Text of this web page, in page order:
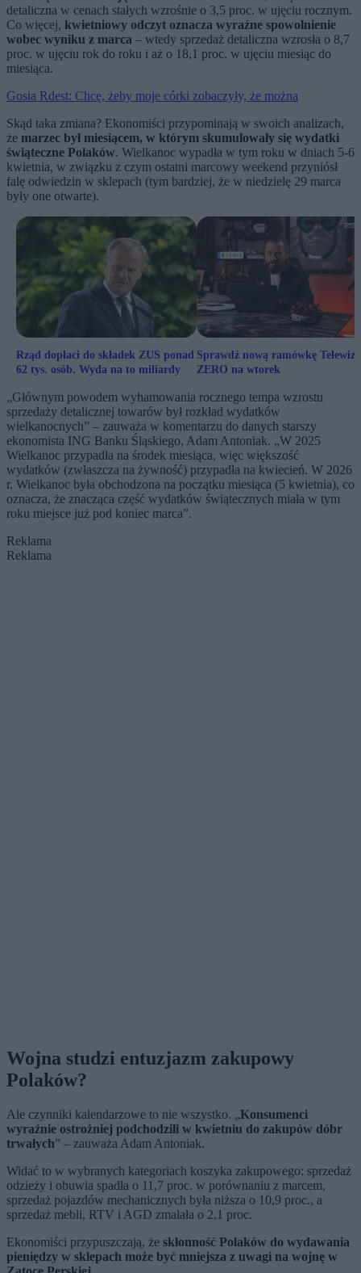
detaliczna w cenach stałych wzrośnie o 3,5 proc. w ujęciu rocznym.
Co więcej, kwietniowy odczyt oznacza wyraźne spowolnienie
wobec wyniku z marca – wtedy sprzedaż detaliczna wzrosła o 8,7
proc. w ujęciu rok do roku i aż o 18,1 proc. w ujęciu miesiąc do
miesiąca.
Gosia Rdest: Chcę, żeby moje córki zobaczyły, że można
Skąd taka zmiana? Ekonomiści przypominają w swoich analizach,
że marzec był miesiącem, w którym skumulowały się wydatki
świąteczne Polaków. Wielkanoc wypadła w tym roku w dniach 5-6
kwietnia, w związku z czym ostatni marcowy weekend przyniósł
falę odwiedzin w sklepach (tym bardziej, że w niedzielę 29 marca
były one otwarte).
Rząd dopłaci do składek ZUS ponad
62 tys. osób. Wyda na to miliardy
Sprawdź nową ramówkę
ZERO na wtorek
„Głównym powodem wyhamowania rocznego tempa wzrostu
sprzedaży detalicznej towarów był rozkład wydatków
wielkanocnych” – zauważa w komentarzu do danych starszy
ekonomista ING Banku Śląskiego, Adam Antoniak. „W 2025
Wielkanoc przypadła na środek miesiąca, więc większość
wydatków (zwłaszcza na żywność) przypadła na kwiecień. W 2026
r. Wielkanoc była obchodzona na początku miesiąca (5 kwietnia), co
oznacza, że znacząca część wydatków świątecznych miała w tym
roku miejsce już pod koniec marca”.
Reklama
Reklama
Wojna studzi entuzjazm zakupowy
Polaków?
Ale czynniki kalendarzowe to nie wszystko. „Konsumenci
wyraźnie ostrożniej podchodzili w kwietniu do zakupów dóbr
trwałych” – zauważa Adam Antoniak.
Widać to w wybranych kategoriach koszyka zakupowego: sprzedaż
odzieży i obuwia spadła o 11,7 proc. w porównaniu z marcem,
sprzedaż pojazdów mechanicznych była niższa o 10,9 proc., a
sprzedaż mebli, RTV i AGD zmalała o 2,1 proc.
Ekonomiści przypuszczają, że skłonność Polaków do wydawania
pieniędzy w sklepach może być mniejsza z uwagi na wojnę w